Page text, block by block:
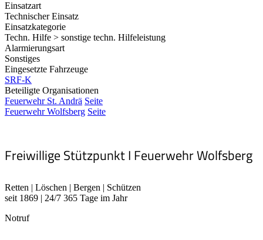
Einsatzart
Technischer Einsatz
Einsatzkategorie
Techn. Hilfe > sonstige techn. Hilfeleistung
Alarmierungsart
Sonstiges
Eingesetzte Fahrzeuge
SRF-K
Beteiligte Organisationen
Feuerwehr St. Andrä Seite
Feuerwehr Wolfsberg Seite
Freiwillige Stützpunkt I Feuerwehr Wolfsberg
Retten | Löschen | Bergen | Schützen
seit 1869 | 24/7 365 Tage im Jahr
Notruf